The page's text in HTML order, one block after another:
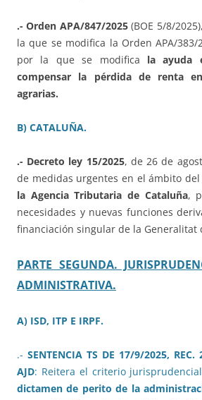
.- Orden APA/847/2025(BOE 5/8/
la que se modifica la Orden APA/
por la que se modifica la ayuda
compensar la pérdida de renta
agrarias.
B) CATALUÑA.
.- Decreto ley 15/2025, de 26 de
de medidas urgentes en el ámbito del
la Agencia Tributaria de Cataluña,
necesidades y nuevas funciones
financiación singular de la Generalitat
PARTE SEGUNDA.
ADMINISTRATIVA.
A) ISD, ITP E IRPF.
.- SENTENCIA TS DE 17/9/2025,
AJD: Reitera el criterio
dictamen de perito de la